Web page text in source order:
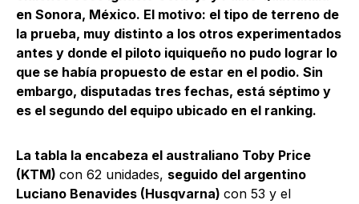
en Sonora, México. El motivo: el tipo de terreno de
la prueba, muy distinto a los otros experimentados
antes y donde el piloto iquiqueño no pudo lograr lo
que se había propuesto de estar en el podio. Sin
embargo, disputadas tres fechas, está séptimo y
es el segundo del equipo ubicado en el ranking.
La tabla la encabeza el australiano Toby Price
(KTM) con 62 unidades, seguido del argentino
Luciano Benavides (Husqvarna) con 53 y el